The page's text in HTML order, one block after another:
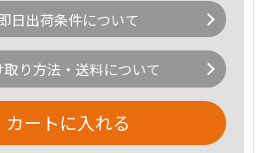
日出荷条件について
取り方法・送料について
カートに入れる